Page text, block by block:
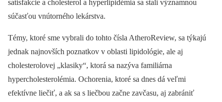
satisfakcie a cholesterol a hyperlipidémia sa stali významnou
súčasťou vnútorného lekárstva.
Témy, ktoré sme vybrali do tohto čísla AtheroReview, sa týkajú
jednak najnovších poznatkov v oblasti lipidológie, ale aj
cholesterolovej „klasiky“, ktorá sa nazýva familiárna
hypercholesterolémia. Ochorenia, ktoré sa dnes dá veľmi
efektívne liečiť, a ak sa s liečbou začne zavčasu, aj zabrániť